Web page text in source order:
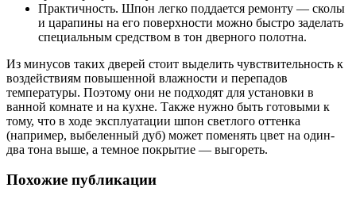
Практичность. Шпон легко поддается ремонту — сколы
и царапины на его поверхности можно быстро заделать
специальным средством в тон дверного полотна.
Из минусов таких дверей стоит выделить чувствительность к
воздействиям повышенной влажности и перепадов
температуры. Поэтому они не подходят для установки в
ванной комнате и на кухне. Также нужно быть готовыми к
тому, что в ходе эксплуатации шпон светлого оттенка
(например, выбеленный дуб) может поменять цвет на один-
два тона выше, а темное покрытие — выгореть.
Похожие публикации